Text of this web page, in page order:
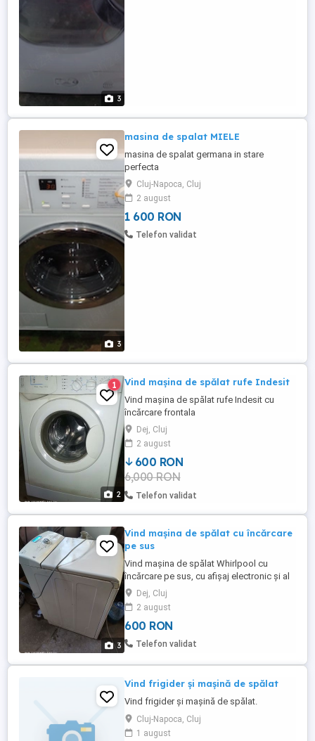
3
3
masina de spalat MIELE
masina de spalat germana in stare
perfecta
Cluj-Napoca, Cluj
2 august
1 600 RON
Telefon validat
2
1 Vind mașina de spălat rufe Indesit
Vind mașina de spălat rufe Indesit cu
încărcare frontala
Dej, Cluj
2 august
600 RON
6,000 RON
Telefon validat
3
Vind mașina de spălat cu încărcare
pe sus
Vind mașina de spălat Whirlpool cu
încărcare pe sus, cu afișaj electronic și al
6lea simt
Dej, Cluj
2 august
600 RON
Telefon validat
Vind frigider și mașină de spălat
Vind frigider și mașină de spălat.
Cluj-Napoca, Cluj
1 august